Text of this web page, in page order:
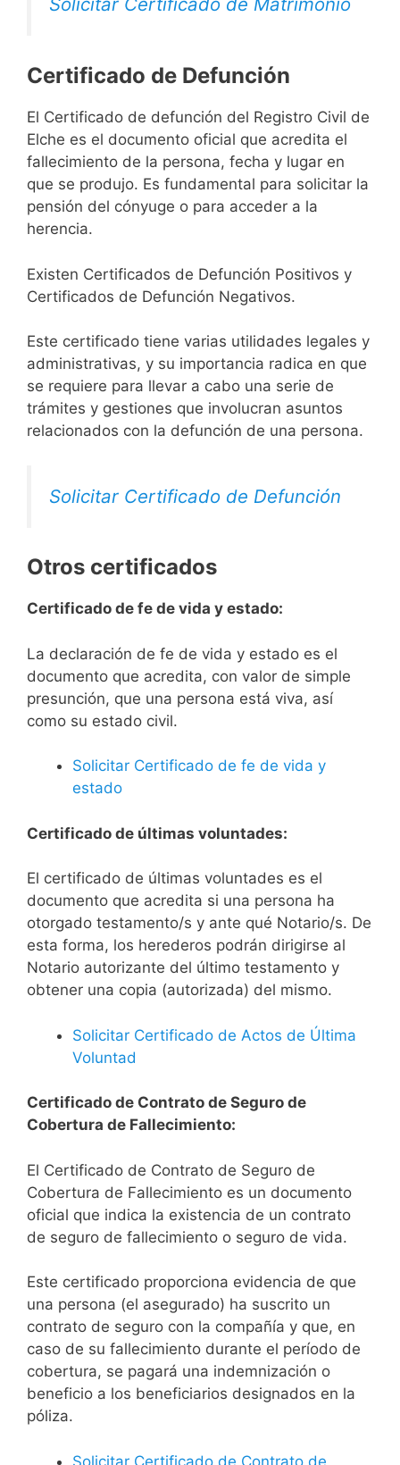
Certificado de Defunción
El Certificado de defunción del Registro Civil de
Elche es el documento oficial que acredita el
fallecimiento de la persona, fecha y lugar en
que se produjo. Es fundamental para solicitar la
pensión del cónyuge o para acceder a la
herencia.
Existen Certificados de Defunción Positivos y
Certificados de Defunción Negativos.
Este certificado tiene varias utilidades legales y
administrativas, y su importancia radica en que
se requiere para llevar a cabo una serie de
trámites y gestiones que involucran asuntos
relacionados con la defunción de una persona.
Solicitar Certificado de Defunción
Otros certificados
Certificado de fe de vida y estado:
La declaración de fe de vida y estado es el
documento que acredita, con valor de simple
presunción, que una persona está viva, así
como su estado civil.
Solicitar Certificado de fe de vida y
estado
Certificado de últimas voluntades:
El certificado de últimas voluntades es el
documento que acredita si una persona ha
otorgado testamento/s y ante qué Notario/s. De
esta forma, los herederos podrán dirigirse al
Notario autorizante del último testamento y
obtener una copia (autorizada) del mismo.
Solicitar Certificado de Actos de Última
Voluntad
Certificado de Contrato de Seguro de
Cobertura de Fallecimiento:
El Certificado de Contrato de Seguro de
Cobertura de Fallecimiento es un documento
oficial que indica la existencia de un contrato
de seguro de fallecimiento o seguro de vida.
Este certificado proporciona evidencia de que
una persona (el asegurado) ha suscrito un
contrato de seguro con la compañía y que, en
caso de su fallecimiento durante el período de
cobertura, se pagará una indemnización o
beneficio a los beneficiarios designados en la
póliza.
Solicitar Certificado de Contrato de